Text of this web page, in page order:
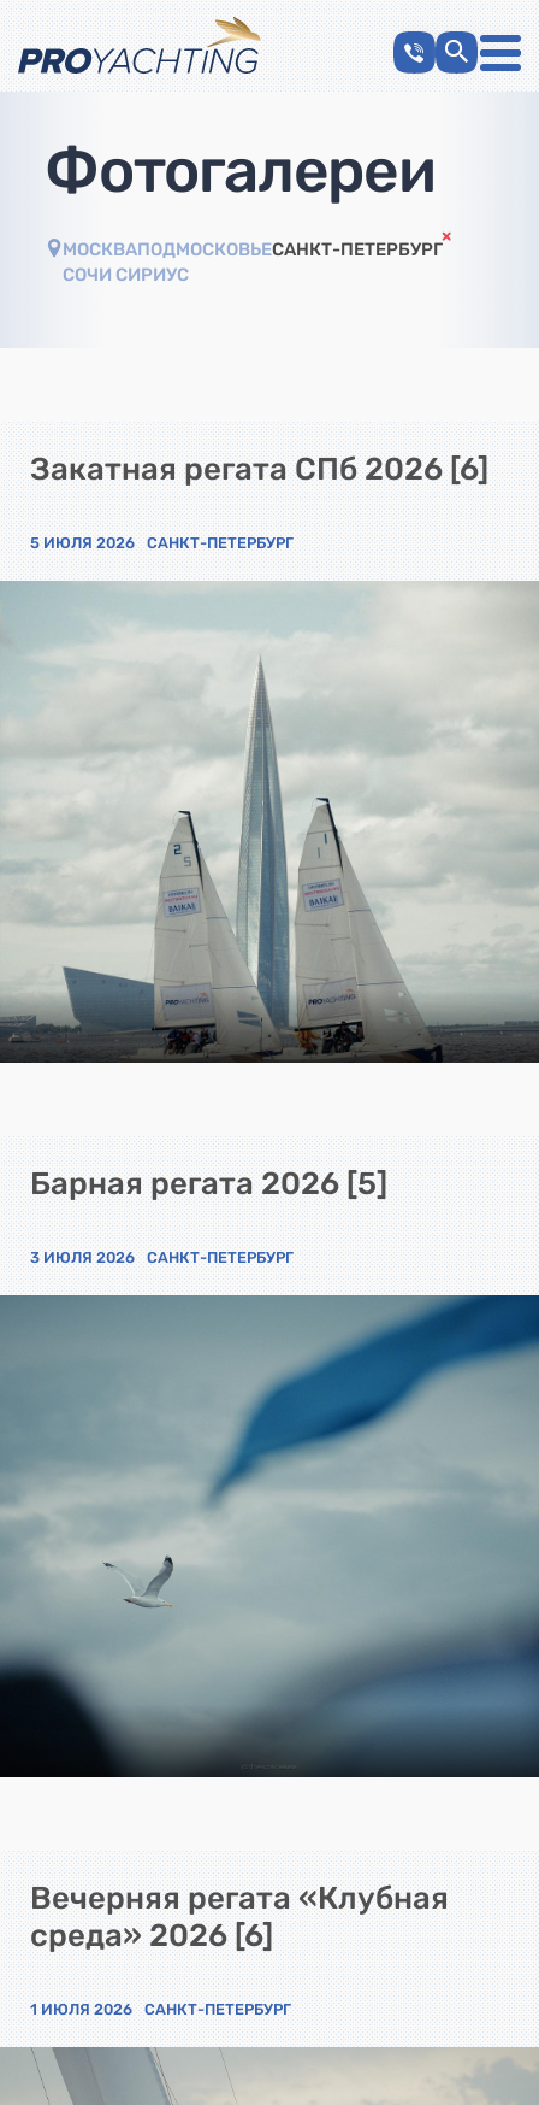
Фотогалереи
МОСКВАПОДМОСКОВЬЕСАНКТ-ПЕТЕРБУРГ
СОЧИ СИРИУС
Закатная регата СПб 2026 [6]
5 ИЮЛЯ 2026 САНКТ-ПЕТЕРБУРГ
Барная регата 2026 [5]
3 ИЮЛЯ 2026 САНКТ-ПЕТЕРБУРГ
Вечерняя регата «Клубная
среда» 2026 [6]
1 ИЮЛЯ 2026 САНКТ-ПЕТЕРБУРГ